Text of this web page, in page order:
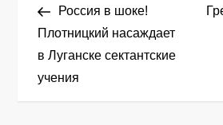
а
в
записРоссия в шоке!
Плотницкий насаждает
в Луганске сектантские
учения